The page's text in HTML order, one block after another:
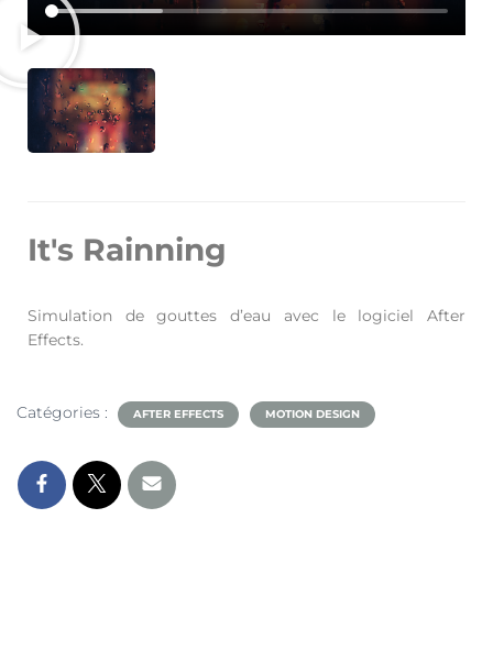
It's Rainning
Simulation de gouttes d’eau avec le logiciel After
Effects.
Catégories : AFTER EFFECTS MOTION DESIGN